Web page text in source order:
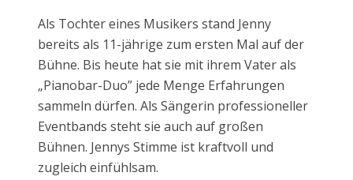
Als Tochter eines Musikers stand Jenny
bereits als 11-jährige zum ersten Mal auf der
Bühne. Bis heute hat sie mit ihrem Vater als
„Pianobar-Duo” jede Menge Erfahrungen
sammeln dürfen. Als Sängerin professioneller
Eventbands steht sie auch auf großen
Bühnen. Jennys Stimme ist kraftvoll und
zugleich einfühlsam.